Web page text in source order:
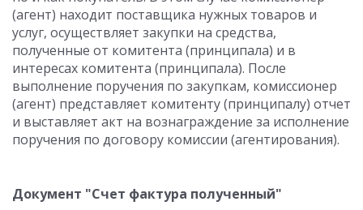
(агент) находит поставщика нужных товаров и
услуг, осуществляет закупки на средства,
полученные от комитента (принципала) и в
интересах комитента (принципала). После
выполнение поручения по закупкам, комиссионер
(агент) представляет комитенту (принципалу) отчет
и выставляет акт на вознаграждение за исполнение
поручения по договору комиссии (агентирования).
Документ "Счет фактура полученный"